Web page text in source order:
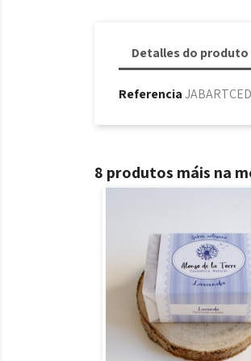
Detalles do produto
Referencia
8 produtos máis na